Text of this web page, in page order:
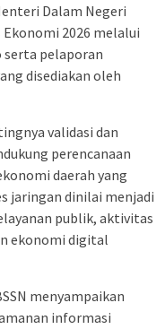
Dalam Negeri
2026 melalui
serta pelaporan
disediakan oleh
validasi dan
perencanaan
daerah yang
jaringan dinilai menjadi
publik, aktivitas
ekonomi digital
menyampaikan
informasi